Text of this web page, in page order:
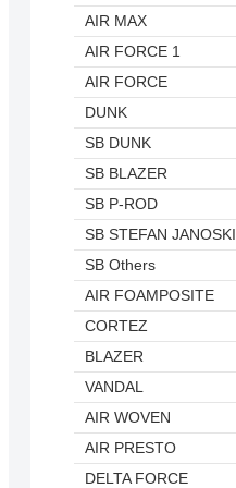
AIR MAX
AIR FORCE 1
AIR FORCE
DUNK
SB DUNK
SB BLAZER
SB P-ROD
SB STEFAN JANOSKI
SB Others
AIR FOAMPOSITE
CORTEZ
BLAZER
VANDAL
AIR WOVEN
AIR PRESTO
DELTA FORCE